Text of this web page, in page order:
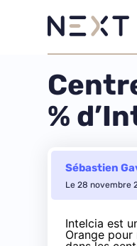
%
Sébastien
Le 28 novembre
Intelcia est
Orange pour